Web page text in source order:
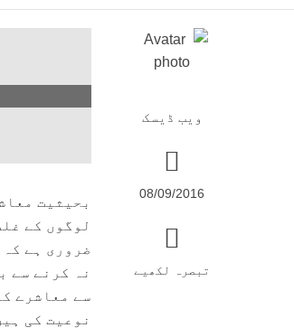
ویب ڈیسک
08/09/2016
تبصرہ لکھیے
بحیثیت
لوگوں کے
ضروری ہے
نہ کرنے سے
سے معاشرے
نوعیت کی